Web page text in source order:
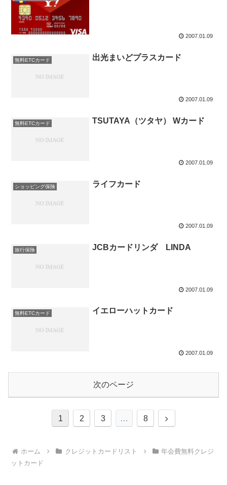
2007.01.09
無料ETCカード 出光まいどプラスカード
2007.01.09
無料ETCカード TSUTAYA（ツタヤ） Wカード
2007.01.09
ショッピング保険 ライフカード
2007.01.09
旅行保険 JCBカードリンダ LINDA
2007.01.09
無料ETCカード イエローハットカード
2007.01.09
次のページ
1 2 3 … 8
次
ホーム クレジットカードリスト
年会費無料クレジ
ットカード